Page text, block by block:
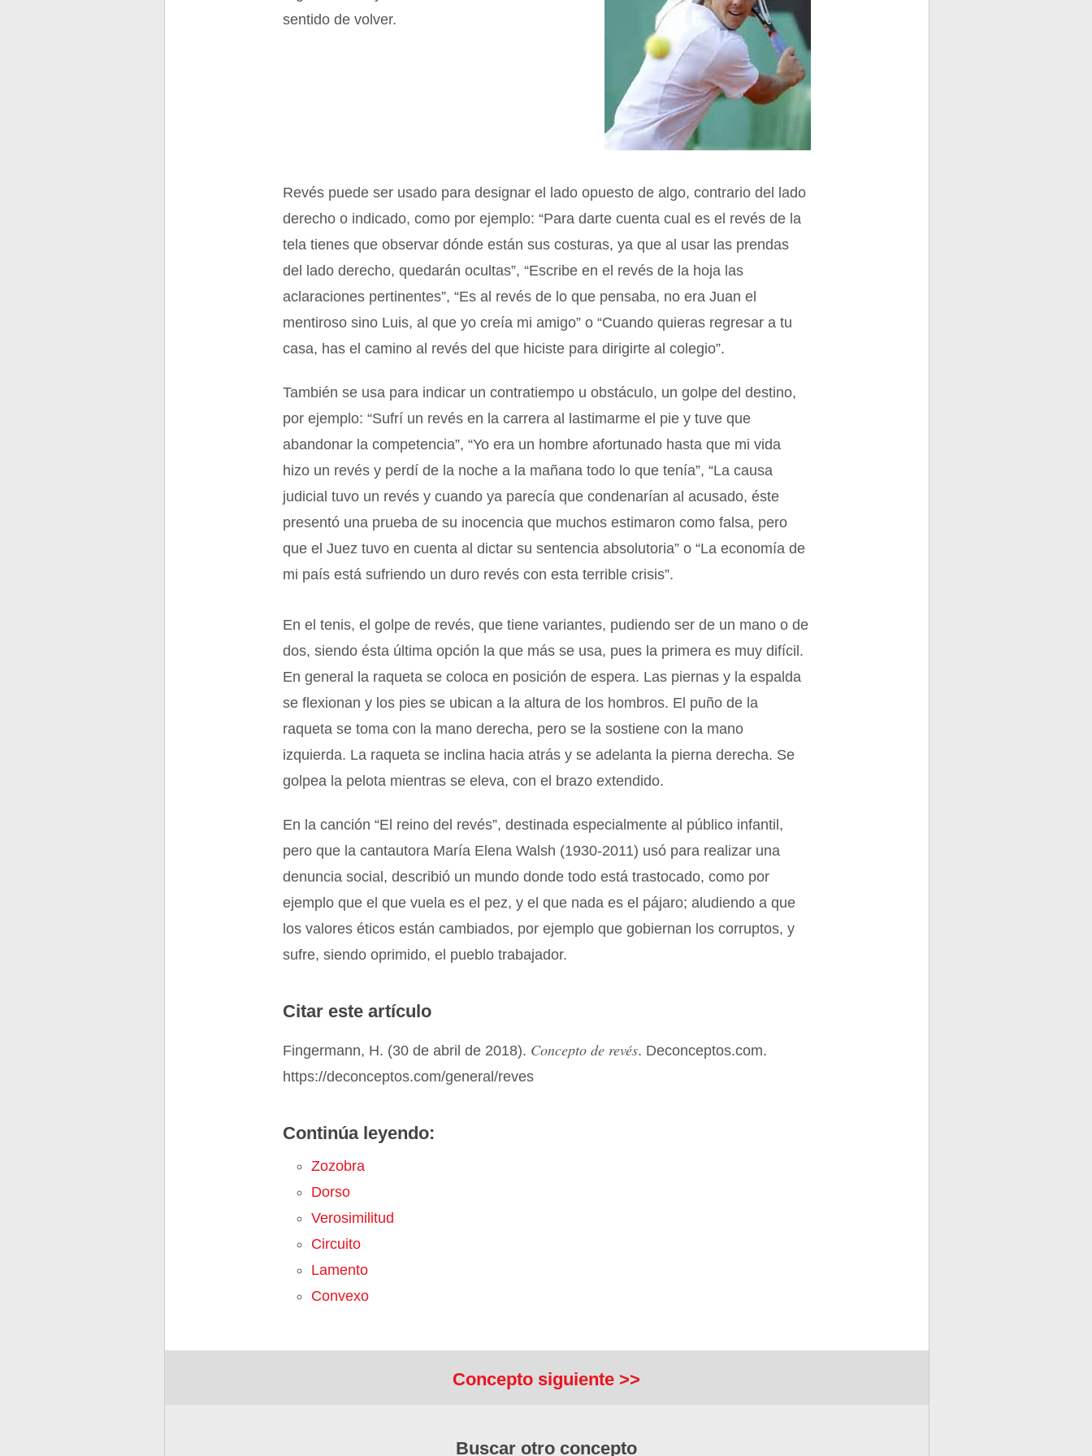
sentido de volver.
Revés puede ser usado para designar el lado opuesto de algo, contrario del lado
derecho o indicado, como por ejemplo: “Para darte cuenta cual es el revés de la
tela tienes que observar dónde están sus costuras, ya que al usar las prendas
del lado derecho, quedarán ocultas”, “Escribe en el revés de la hoja las
aclaraciones pertinentes”, “Es al revés de lo que pensaba, no era Juan el
mentiroso sino Luis, al que yo creía mi amigo” o “Cuando quieras regresar a tu
casa, has el camino al revés del que hiciste para dirigirte al colegio”.
También se usa para indicar un contratiempo u obstáculo, un golpe del destino,
por ejemplo: “Sufrí un revés en la carrera al lastimarme el pie y tuve que
abandonar la competencia”, “Yo era un hombre afortunado hasta que mi vida
hizo un revés y perdí de la noche a la mañana todo lo que tenía”, “La causa
judicial tuvo un revés y cuando ya parecía que condenarían al acusado, éste
presentó una prueba de su inocencia que muchos estimaron como falsa, pero
que el Juez tuvo en cuenta al dictar su sentencia absolutoria” o “La economía de
mi país está sufriendo un duro revés con esta terrible crisis”.
En el tenis, el golpe de revés, que tiene variantes, pudiendo ser de un mano o de
dos, siendo ésta última opción la que más se usa, pues la primera es muy difícil.
En general la raqueta se coloca en posición de espera. Las piernas y la espalda
se flexionan y los pies se ubican a la altura de los hombros. El puño de la
raqueta se toma con la mano derecha, pero se la sostiene con la mano
izquierda. La raqueta se inclina hacia atrás y se adelanta la pierna derecha. Se
golpea la pelota mientras se eleva, con el brazo extendido.
En la canción “El reino del revés”, destinada especialmente al público infantil,
pero que la cantautora María Elena Walsh (1930-2011) usó para realizar una
denuncia social, describió un mundo donde todo está trastocado, como por
ejemplo que el que vuela es el pez, y el que nada es el pájaro; aludiendo a que
los valores éticos están cambiados, por ejemplo que gobiernan los corruptos, y
sufre, siendo oprimido, el pueblo trabajador.
Citar este artículo
Fingermann, H. (30 de abril de 2018). Concepto de revés. Deconceptos.com.
https://deconceptos.com/general/reves
Continúa leyendo:
Zozobra
Dorso
Verosimilitud
Circuito
Lamento
Convexo
Concepto siguiente >>
Buscar otro concepto